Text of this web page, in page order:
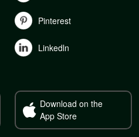
Pinterest
Linkedln
Download on the
App Store